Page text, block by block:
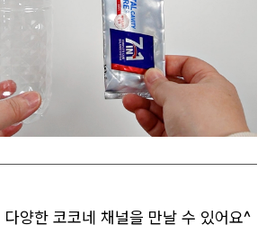
양한 코코네 채널을 만날 수 있어요^